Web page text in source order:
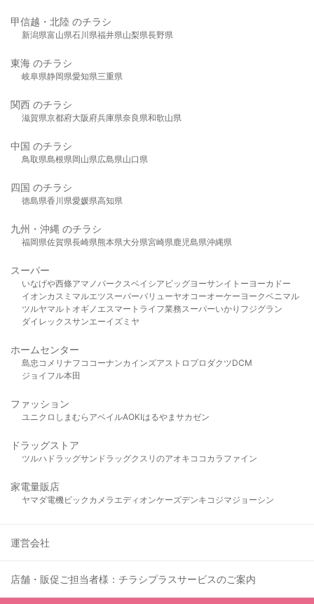
甲信越・北陸 のチラシ
新潟県富山県石川県福井県山梨県長野県
東海 のチラシ
岐阜県静岡県愛知県三重県
関西 のチラシ
滋賀県京都府大阪府兵庫県奈良県和歌山県
中国 のチラシ
鳥取県島根県岡山県広島県山口県
四国 のチラシ
徳島県香川県愛媛県高知県
九州・沖縄 のチラシ
福岡県佐賀県長崎県熊本県大分県宮崎県鹿児島県沖縄県
スーパー
いなげや西條アマノパークスベイシア ビッグヨーサンイトーヨーカドー
イオンカスミ マルエツスーパーバリューヤオコーオーケー ヨークベニマル
ツルヤマルト オギノ エスマート ライフ業務スーパーいかり フジグラン
ダイレックスサンエーイズミヤ
ホームセンター
島忠 コメリ ナフコ コーナンカインズアストロプロダクツDCM
ジョイフル本田
ファッション
ユニクロ しまむら アベイルAOKIはるやま サカゼン
ドラッグストア
ツルハドラッグサンドラッグクスリのアオキ ココカラファイン
家電量販店
ヤマダ電機ビックカメラ エディオンケーズデンキ コジマジョーシン
運営会社
店舗・販促ご担当者様：チラシプラスサービスのご案内